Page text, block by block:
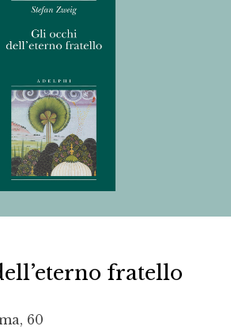
fratello
60